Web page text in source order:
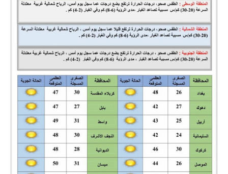
اسئلة وزارية
المرحلة الابتدائية
المرحلة المتوسطة
المرحلة الاعدادية
مرشحات
المرحلة الابتدائية